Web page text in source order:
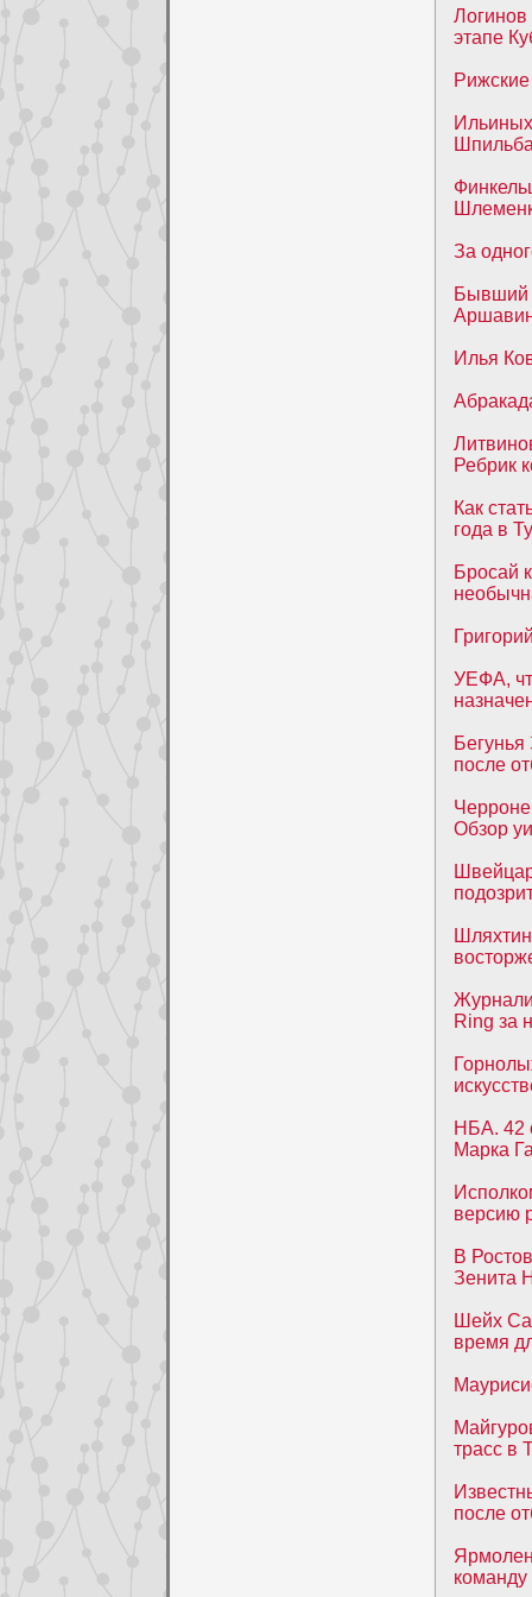
Логинов
этапе
За
Бывший
Илья
Ребрик
Как
года в
Бросай
УЕФА,
после
Обзор
Ring за
НБА. 42
Марка
версию
В
Зенита
Шейх
время
трасс в
после
команду